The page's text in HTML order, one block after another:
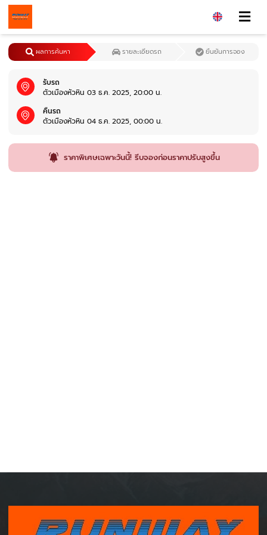
รับรถ
ตัวเมืองหัวหิน 03 ธ.ค. 2025, 20:00 น.
คืนรถ
ตัวเมืองหัวหิน 04 ธ.ค. 2025, 00:00 น.
ผลการค้นหา รายละเอียดรถ ยืนยันการจอง
ราคาพิเศษเฉพาะวันนี้! รีบจองก่อนราคาปรับสูงขึ้น